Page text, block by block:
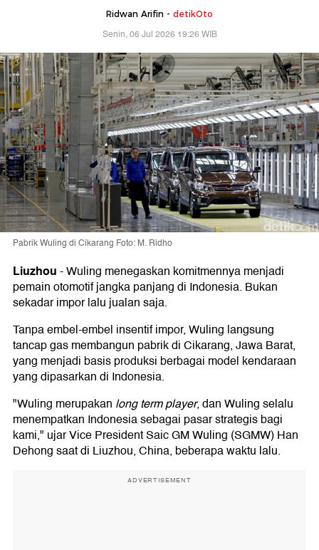
Ridwan Arifin - detikOto
Senin, 06 Jul 2026 19:26 WIB
Pabrik Wuling di Cikarang Foto: M. Ridho
Liuzhou-Wuling menegaskan komitmennya menjadi
pemain otomotif jangka panjang di Indonesia. Bukan
sekadar impor lalu jualan saja.
Tanpa embel-embel insentif impor, Wuling langsung
tancap gas membangun pabrik di Cikarang, Jawa Barat,
yang menjadi basis produksi berbagai model kendaraan
yang dipasarkan di Indonesia.
"Wuling merupakan long term player, dan Wuling selalu
menempatkan Indonesia sebagai pasar strategis bagi
kami," ujar Vice President Saic GM Wuling (SGMW) Han
Dehong saat di Liuzhou, China, beberapa waktu lalu.
ADVERTISEMENT